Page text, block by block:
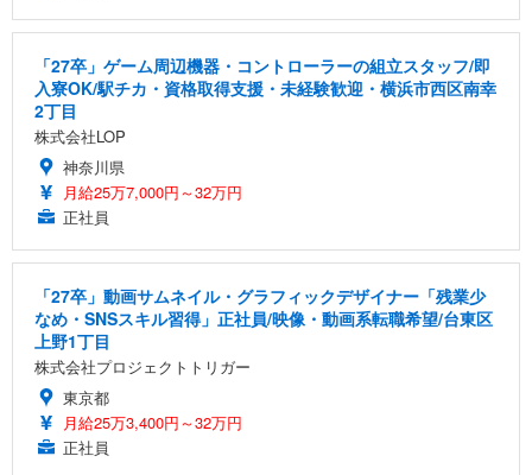
「27卒」ゲーム周辺機器・コントローラーの組立スタッフ/即
入寮OK/駅チカ・資格取得支援・未経験歓迎・横浜市西区南幸
2丁目
株式会社LOP
神奈川県
月給25万7,000円～32万円
正社員
「27卒」動画サムネイル・グラフィックデザイナー「残業少
なめ・SNSスキル習得」正社員/映像・動画系転職希望/台東区
上野1丁目
株式会社プロジェクトトリガー
東京都
月給25万3,400円～32万円
正社員